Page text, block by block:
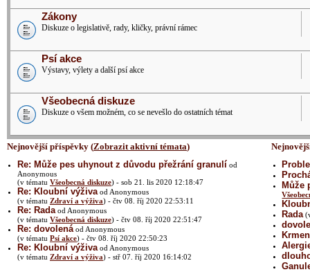
Zákony
Diskuze o legislativě, rady, kličky, právní rámec
Psí akce
Výstavy, výlety a další psí akce
Všeobecná diskuze
Diskuze o všem možném, co se nevešlo do ostatních témat
Nejnovější příspěvky (Zobrazit aktivní témata)
Re: Může pes uhynout z důvodu přežrání granulí od
Anonymous
(v tématu Všeobecná diskuze) - sob 21. lis 2020 12:18:47
Re: Kloubní výživa od Anonymous
(v tématu Zdraví a výživa) - čtv 08. říj 2020 22:53:11
Re: Rada od Anonymous
(v tématu Všeobecná diskuze) - čtv 08. říj 2020 22:51:47
Re: dovolená od Anonymous
(v tématu Psí akce) - čtv 08. říj 2020 22:50:23
Re: Kloubní výživa od Anonymous
(v tématu Zdraví a výživa) - stř 07. říj 2020 16:14:02
Může
Rada